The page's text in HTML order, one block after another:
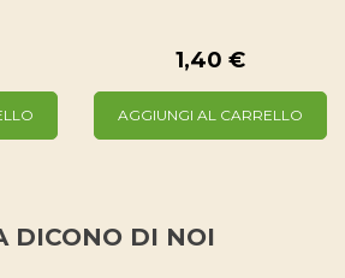
1,40 €
AGGIUNGI AL CARRELLO
DICONO DI NOI